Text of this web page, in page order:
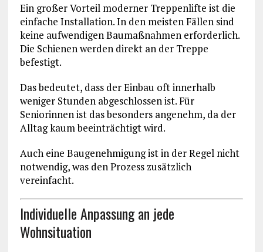
Ein großer Vorteil moderner Treppenlifte ist die
einfache Installation. In den meisten Fällen sind
keine aufwendigen Baumaßnahmen erforderlich.
Die Schienen werden direkt an der Treppe
befestigt.
Das bedeutet, dass der Einbau oft innerhalb
weniger Stunden abgeschlossen ist. Für
Seniorinnen ist das besonders angenehm, da der
Alltag kaum beeinträchtigt wird.
Auch eine Baugenehmigung ist in der Regel nicht
notwendig, was den Prozess zusätzlich
vereinfacht.
Individuelle Anpassung an jede
Wohnsituation